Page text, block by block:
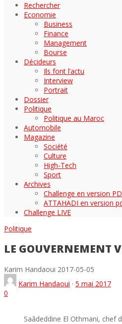
Rechercher
Economie
Business
Finance
Management
Bourse
Décideurs
Ils font l’actu
Interview
Portrait
Dossier
Politique
Politique au Maroc
Automobile
Magazine
Société
Culture
High-Tech
Sport
Archives
Challenge en version
ATTAHADI en version
Challenge LIVE
Politique
LE GOUVERNEMENT
Karim Handaoui 2017-05-05
Karim Handaoui · 5 mai 2017
0
Saâdeddine El Othmani, chef